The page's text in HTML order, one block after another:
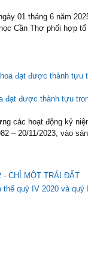
01 tháng 6 năm
Cần Thơ phối hợp
đạt được thành tựu
các hoạt động kỷ
– 20/11/2023, vào
- CHỈ MỘT TRÁI ĐẤT
quý IV 2020 và quý